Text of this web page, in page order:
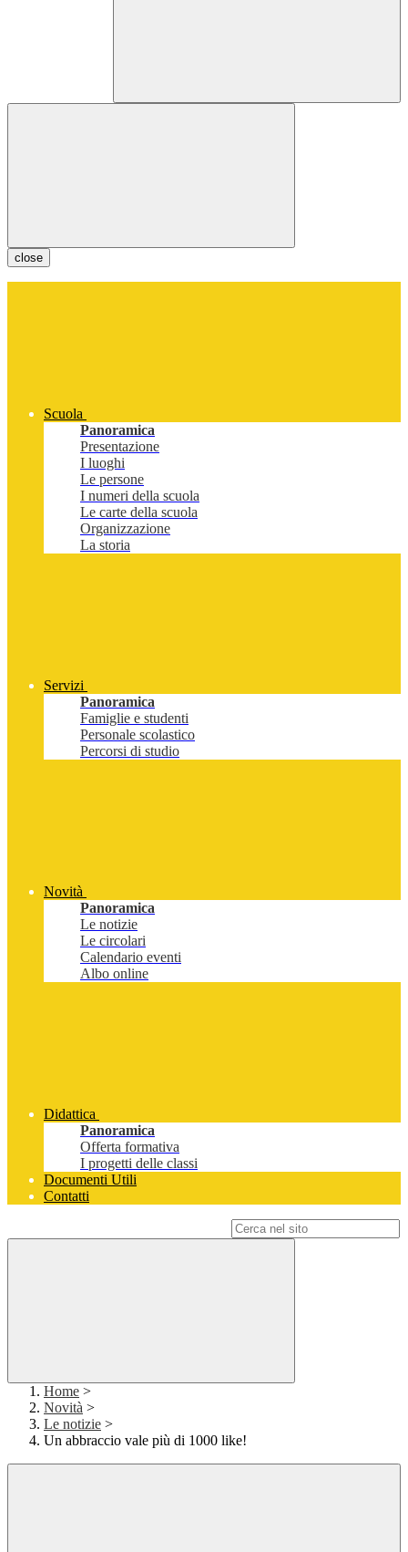
close
Scuola
Panoramica
Presentazione
I luoghi
Le persone
I numeri della scuola
Le carte della scuola
Organizzazione
La storia
Servizi
Panoramica
Famiglie e studenti
Personale scolastico
Percorsi di studio
Novità
Panoramica
Le notizie
Le circolari
Calendario eventi
Albo online
Didattica
Panoramica
Offerta formativa
I progetti delle classi
Documenti Utili
Contatti
Home >
Novità >
Le notizie >
Un abbraccio vale più di 1000 like!